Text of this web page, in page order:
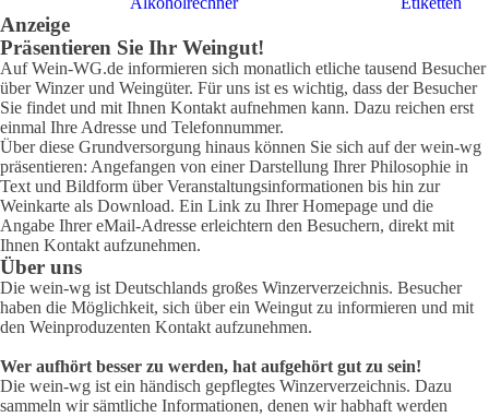
Anzeige
Präsentieren Sie Ihr Weingut!
Auf Wein-WG.de informieren sich monatlich etliche tausend Besucher
über Winzer und Weingüter. Für uns ist es wichtig, dass der Besucher
Sie findet und mit Ihnen Kontakt aufnehmen kann. Dazu reichen erst
einmal Ihre Adresse und Telefonnummer.
Über diese Grundversorgung hinaus können Sie sich auf der wein-wg
präsentieren: Angefangen von einer Darstellung Ihrer Philosophie in
Text und Bildform über Veranstaltungsinformationen bis hin zur
Weinkarte als Download. Ein Link zu Ihrer Homepage und die
Angabe Ihrer eMail-Adresse erleichtern den Besuchern, direkt mit
Ihnen Kontakt aufzunehmen.
Über uns
Die wein-wg ist Deutschlands großes Winzerverzeichnis. Besucher
haben die Möglichkeit, sich über ein Weingut zu informieren und mit
den Weinproduzenten Kontakt aufzunehmen.
Wer aufhört besser zu werden, hat aufgehört gut zu sein!
Die wein-wg ist ein händisch gepflegtes Winzerverzeichnis. Dazu
sammeln wir sämtliche Informationen, denen wir habhaft werden